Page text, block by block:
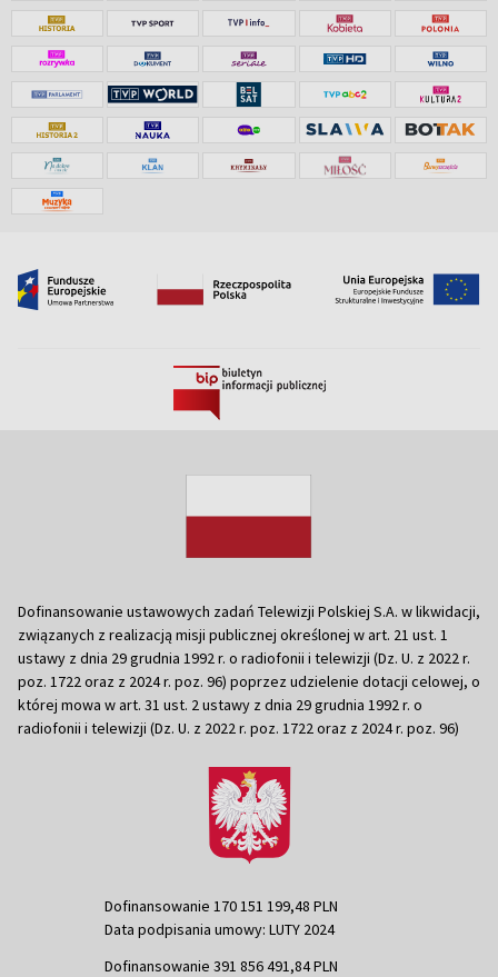
Dofinansowanie ustawowych zadań Telewizji Polskiej S.A. w likwidacji,
związanych z realizacją misji publicznej określonej w art. 21 ust. 1
ustawy z dnia 29 grudnia 1992 r. o radiofonii i telewizji (Dz. U. z 2022 r.
poz. 1722 oraz z 2024 r. poz. 96) poprzez udzielenie dotacji celowej, o
której mowa w art. 31 ust. 2 ustawy z dnia 29 grudnia 1992 r. o
radiofonii i telewizji (Dz. U. z 2022 r. poz. 1722 oraz z 2024 r. poz. 96)
Dofinansowanie 170 151 199,48 PLN
Data podpisania umowy: LUTY 2024
Dofinansowanie 391 856 491,84 PLN